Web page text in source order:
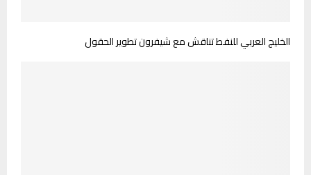
الخليج العربي للنفط تناقش مع شيفرون تطوير الحقول